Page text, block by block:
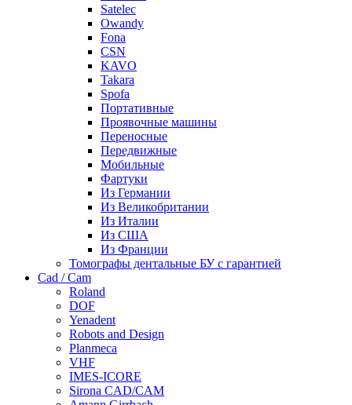
Satelec
Owandy
Fona
CSN
KAVO
Takara
Spofa
Портативные
Проявочные машины
Переносные
Передвижные
Мобильные
Фартуки
Из Германии
Из Великобритании
Из Италии
Из США
Из Франции
Томографы дентальные БУ с гарантией
Cad / Cam
Roland
DOF
Yenadent
Robots and Design
Planmeca
VHF
IMES-ICORE
Sirona CAD/CAM